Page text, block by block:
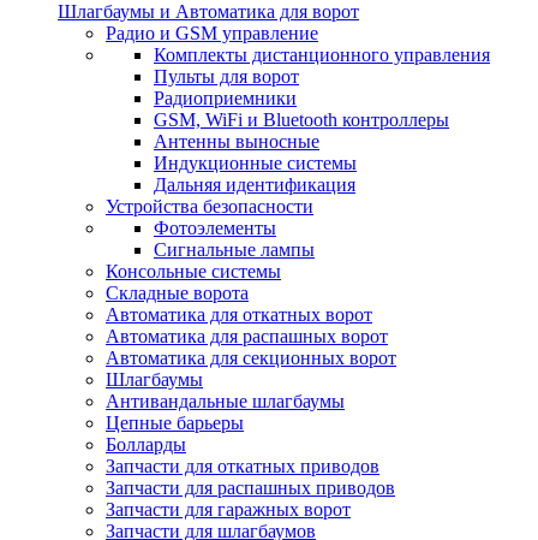
Шлагбаумы и Автоматика для ворот
Радио и GSM управление
Комплекты дистанционного управления
Пульты для ворот
Радиоприемники
GSM, WiFi и Bluetooth контроллеры
Антенны выносные
Индукционные системы
Дальняя идентификация
Устройства безопасности
Фотоэлементы
Сигнальные лампы
Консольные системы
Складные ворота
Автоматика для откатных ворот
Автоматика для распашных ворот
Автоматика для секционных ворот
Шлагбаумы
Антивандальные шлагбаумы
Цепные барьеры
Болларды
Запчасти для откатных приводов
Запчасти для распашных приводов
Запчасти для гаражных ворот
Запчасти для шлагбаумов